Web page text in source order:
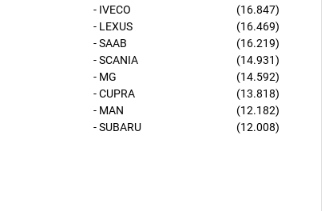
- IVECO
(16.847)
- LEXUS
(16.469)
- SAAB
(16.219)
- SCANIA
(14.931)
- MG
(14.592)
- CUPRA
(13.818)
- MAN
(12.182)
- SUBARU
(12.008)